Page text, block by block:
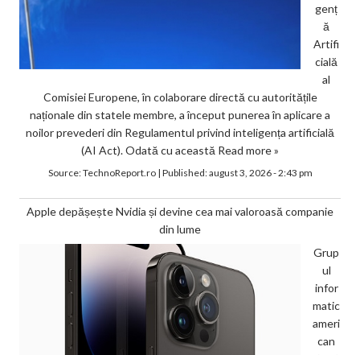
genț
ă
Artifi
cială
al
Comisiei Europene, în colaborare directă cu autoritățile
naționale din statele membre, a început punerea în aplicare a
noilor prevederi din Regulamentul privind inteligența artificială
(AI Act). Odată cu această Read more »
Source:TechnoReport.ro| Published:august 3, 2026 - 2:43 pm
Apple depășește Nvidia și devine cea mai valoroasă companie
din lume
Grup
ul
infor
matic
ameri
can